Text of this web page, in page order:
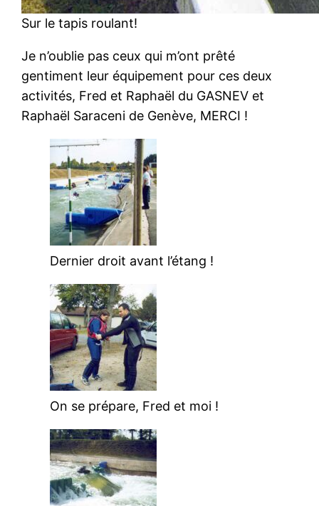
Sur le tapis roulant!
Je n’oublie pas ceux qui m’ont prêté
gentiment leur équipement pour ces deux
activités, Fred et Raphaël du GASNEV et
Raphaël Saraceni de Genève, MERCI !
Dernier droit avant l’étang !
On se prépare, Fred et moi !